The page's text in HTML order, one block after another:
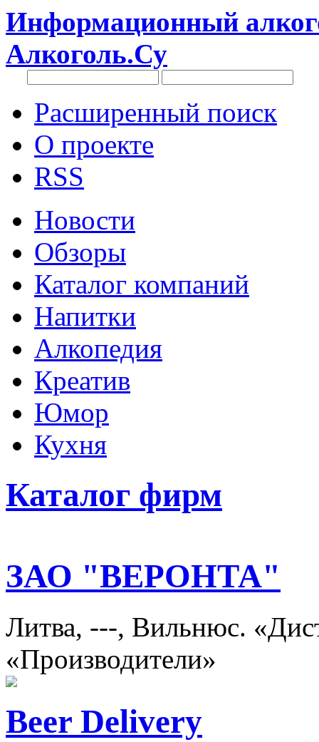
Информационный
Алкоголь.Су
Расширенный поиск
О проекте
RSS
Новости
Обзоры
Каталог компаний
Напитки
Алкопедия
Креатив
Юмор
Кухня
Каталог фирм
ЗАО "ВЕРОНТА"
Литва, ---, Вильнюс.
«Производители»
Beer Delivery